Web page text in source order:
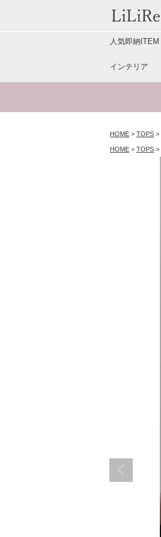
人気即納ITEM
インテリア
HOME TOPS
HOME TOPS